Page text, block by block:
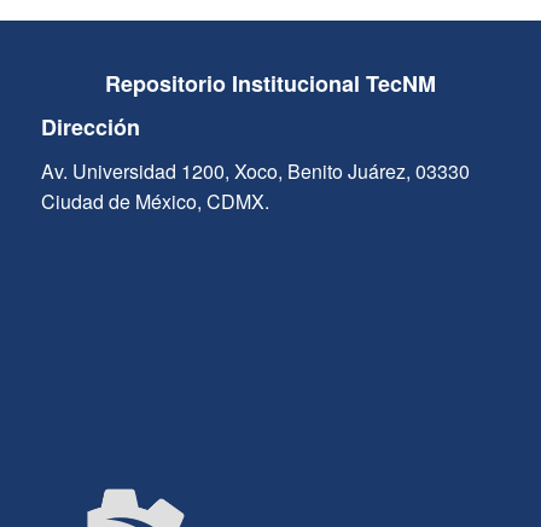
Repositorio Institucional TecNM
Dirección
Av. Universidad 1200, Xoco, Benito Juárez, 03330
Ciudad de México, CDMX.